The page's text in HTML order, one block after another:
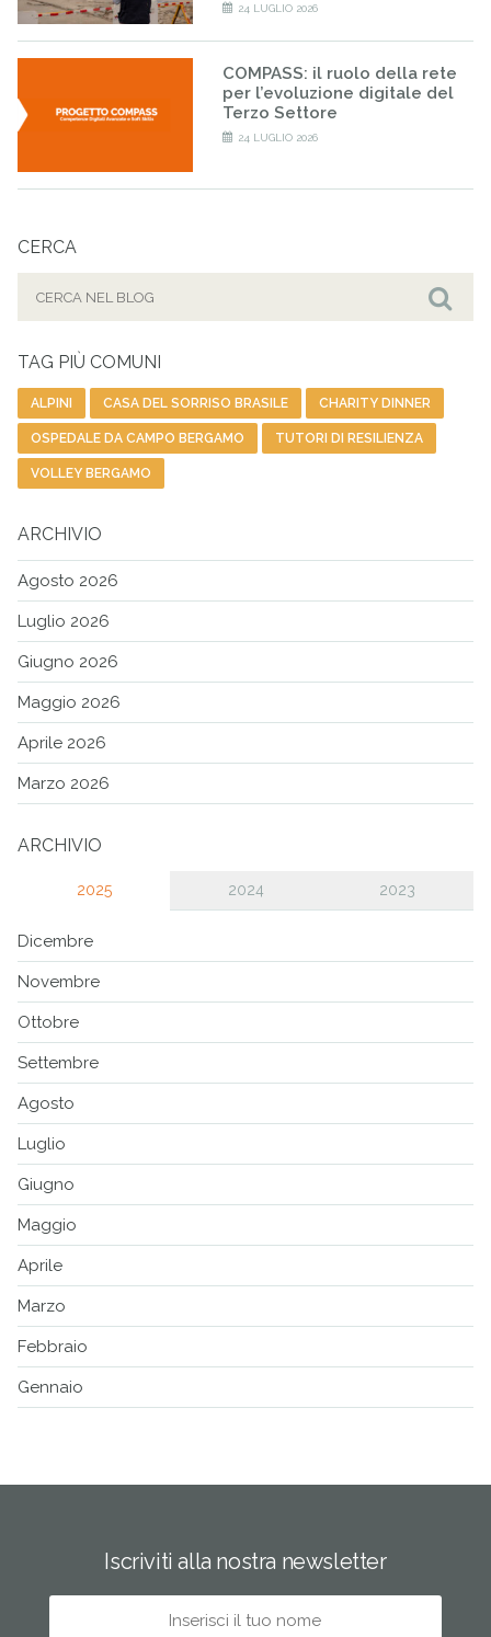
24 LUGLIO 2026
COMPASS: il ruolo della rete
per l’evoluzione digitale del
Terzo Settore
24 LUGLIO 2026
CERCA
TAG PIÙ COMUNI
ALPINI CASA DEL SORRISO BRASILE CHARITY DINNER
OSPEDALE DA CAMPO BERGAMO TUTORI DI RESILIENZA
VOLLEY BERGAMO
ARCHIVIO
Agosto 2026
Luglio 2026
Giugno 2026
Maggio 2026
Aprile 2026
Marzo 2026
ARCHIVIO
2025 2024 2023
Dicembre
Novembre
Ottobre
Settembre
Agosto
Luglio
Giugno
Maggio
Aprile
Marzo
Febbraio
Gennaio
Iscriviti alla nostra newsletter